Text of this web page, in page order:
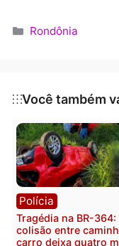
próximos dias,
persista.
seguros e
Categorias
Rondônia